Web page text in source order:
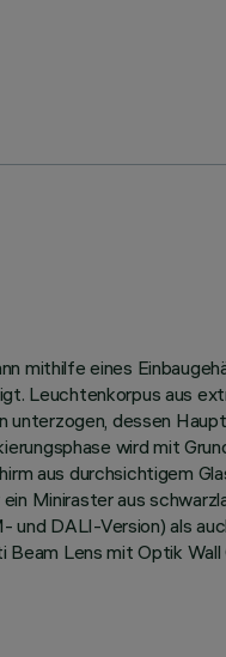
mithilfe eines
Leuchtenkorpus aus
dessen
wird mit
aus durchsichtigem
Miniraster aus
DALI-Version) als
Lens mit Optik Wall